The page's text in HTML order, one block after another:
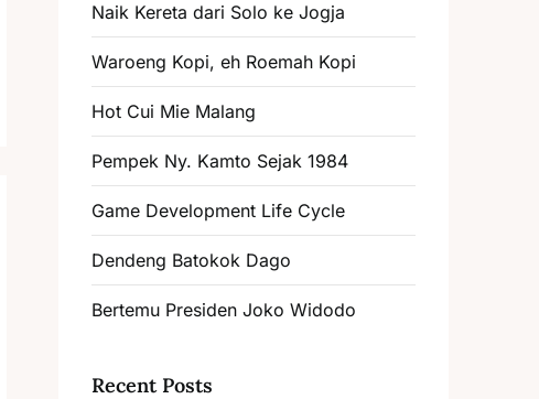
Naik Kereta dari Solo ke Jogja
Waroeng Kopi, eh Roemah Kopi
Hot Cui Mie Malang
Pempek Ny. Kamto Sejak 1984
Game Development Life Cycle
Dendeng Batokok Dago
Bertemu Presiden Joko Widodo
Recent Posts